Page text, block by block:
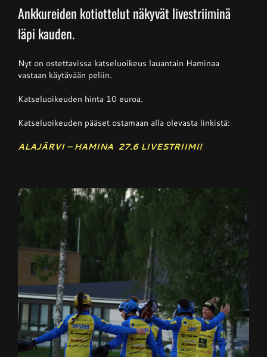
Fanituotteet
Info
Yhteystiedot
Ankkureiden kotiottelut näkyvät livestriiminä
läpi kauden.
Nyt on ostettavissa katseluoikeus lauantain Haminaa
vastaan käytävään peliin.
Katseluoikeuden hinta 10 euroa.
Katseluoikeuden pääset ostamaan alla olevasta linkistä:
ALAJÄRVI – HAMINA 27.6 LIVESTRIIMI!